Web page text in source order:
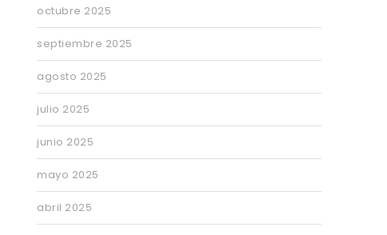
octubre 2025
septiembre 2025
agosto 2025
julio 2025
junio 2025
mayo 2025
abril 2025